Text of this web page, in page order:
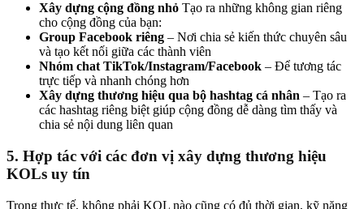
Xây dựng cộng đồng nhỏ Tạo ra những không gian riêng
cho cộng đồng của bạn:
Group Facebook riêng – Nơi chia sẻ kiến thức chuyên sâu
và tạo kết nối giữa các thành viên
Nhóm chat TikTok/Instagram/Facebook – Để tương tác
trực tiếp và nhanh chóng hơn
Xây dựng thương hiệu qua bộ hashtag cá nhân – Tạo ra
các hashtag riêng biệt giúp cộng đồng dễ dàng tìm thấy và
chia sẻ nội dung liên quan
5. Hợp tác với các đơn vị xây dựng thương hiệu
KOLs uy tín
Trong thực tế, không phải KOL nào cũng có đủ thời gian, kỹ năng